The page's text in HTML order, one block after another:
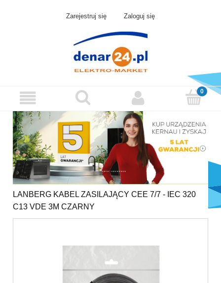
Zarejestruj się Zaloguj się
LANBERG KABEL ZASILAJĄCY CEE 7/7 - IEC 320
C13 VDE 3M CZARNY